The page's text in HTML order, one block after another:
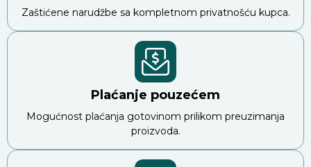
Zaštićene narudžbe sa kompletnom privatnošću kupca.
Plaćanje pouzećem
Mogućnost plaćanja gotovinom prilikom preuzimanja
proizvoda.